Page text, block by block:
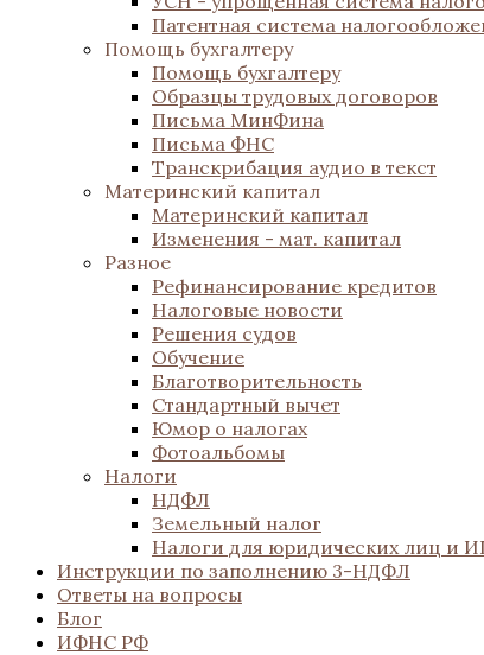
Патентная система
Помощь бухгалтеру
Помощь бухгалтеру
Образцы трудовых договоров
Письма МинФина
Письма ФНС
Транскрибация аудио в текст
Материнский капитал
Материнский капитал
Изменения - мат. капитал
Разное
Рефинансирование кредитов
Налоговые новости
Решения судов
Обучение
Благотворительность
Стандартный вычет
Юмор о налогах
Фотоальбомы
Налоги
НДФЛ
Земельный налог
Налоги для юридических лиц и
Инструкции по заполнению 3-НДФЛ
Ответы на вопросы
Блог
ИФНС РФ